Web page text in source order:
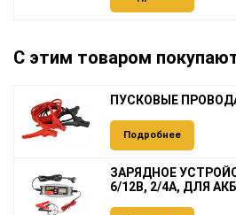
С этим товаром
ПУСКОВЫЕ
Подробнее
ЗАРЯДНОЕ
6/12В, 2/4А, ДЛЯ